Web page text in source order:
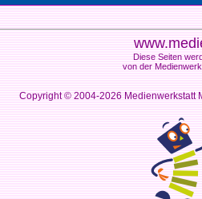
Diese Seiten
von der
Copyright © 2004-2026Medienwerkstatt